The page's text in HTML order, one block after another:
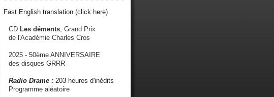
Fast English translation (click here)
CD Les déments , Grand Prix
de l'Académie Charles Cros
2025 - 50ème ANNIVERSAIRE
des disques GRRR
Radio Drame : 203 heures d'inédits
Programme aléatoire